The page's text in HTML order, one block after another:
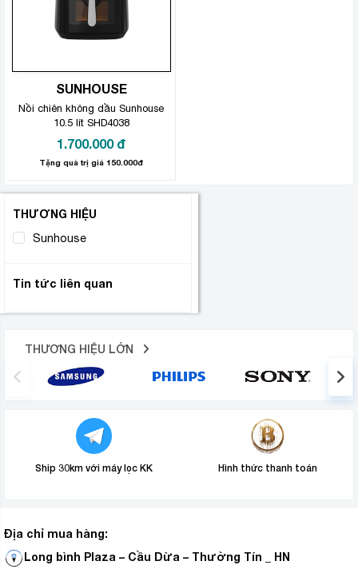
SUNHOUSE
Nồi chiên không dầu Sunhouse
10.5 lít SHD4038
1.700.000 đ
Tặng quà trị giá 150.000đ
THƯƠNG HIỆU
Sunhouse
Tin tức liên quan
THƯƠNG HIỆU LỚN
Ship 30km với máy lọc KK Hình thức thanh toán
Địa chỉ mua hàng:
Long bình Plaza – Cầu Dừa – Thường Tín _ HN